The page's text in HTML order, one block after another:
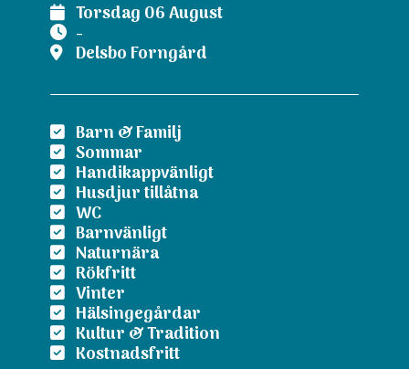
Torsdag 06 August
-
Delsbo Forngård
Barn & Familj
Sommar
Handikappvänligt
Husdjur tillåtna
WC
Barnvänligt
Naturnära
Rökfritt
Vinter
Hälsingegårdar
Kultur & Tradition
Kostnadsfritt